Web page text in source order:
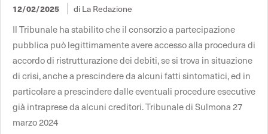
12/02/2025 di La Redazione
Il Tribunale ha stabilito che il consorzio a partecipazione
pubblica può legittimamente avere accesso alla procedura di
accordo di ristrutturazione dei debiti, se si trova in situazione
di crisi, anche a prescindere da alcuni fatti sintomatici, ed in
particolare a prescindere dalle eventuali procedure esecutive
già intraprese da alcuni creditori. Tribunale di Sulmona 27
marzo 2024